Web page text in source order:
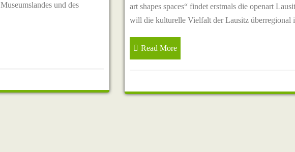
und des
art shapes spaces“ findet erstmals die openart
will die kulturelle Vielfalt der Lausitz überregional
Read More